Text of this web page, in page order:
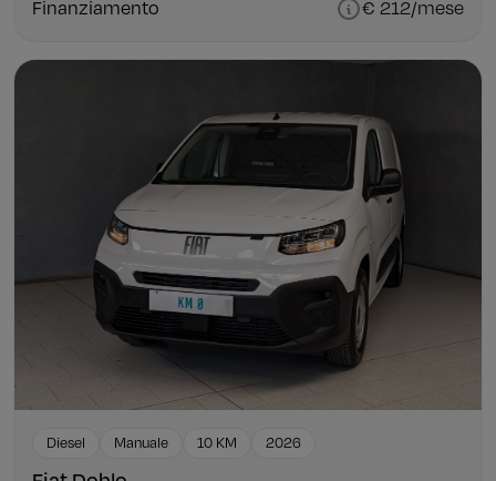
Finanziamento € 212/mese
Diesel Manuale 10 KM 2026